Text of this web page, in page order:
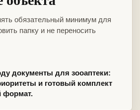
обязательный минимум для
папку и не переносить
документы для зооаптеки:
и готовый комплект
формат.